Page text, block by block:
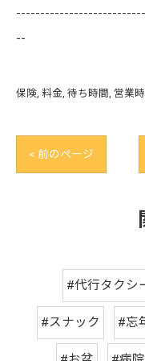
--
保険 料金 待ち時間 営業
< 前のページ
#代行タクシ
#スナック #忘